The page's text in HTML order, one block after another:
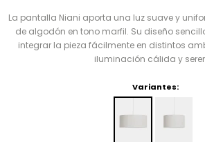
La pantalla Niani aporta una luz suave y
de algodón en tono marfil. Su diseño
integrar la pieza fácilmente en distintos
iluminación cálida y
Variantes: